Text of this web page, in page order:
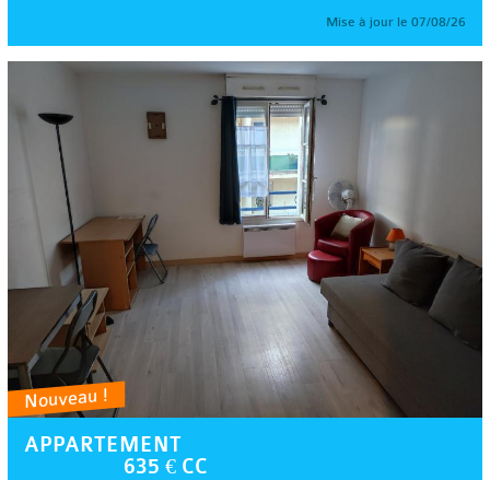
Mise à jour le 07/08/26
Nouveau !
APPARTEMENT
635 € CC